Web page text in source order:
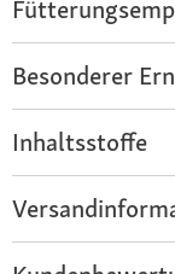
Besonderer
Inhaltsstoffe